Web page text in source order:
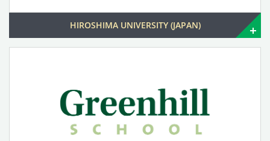
HIROSHIMA UNIVERSITY (JAPAN)